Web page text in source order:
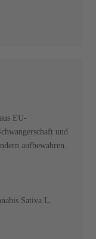
EU-
und
aufbewahren.
Sativa L.